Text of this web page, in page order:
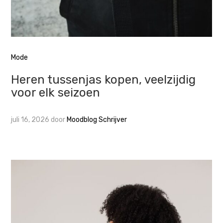
Mode
Heren tussenjas kopen, veelzijdig
voor elk seizoen
juli 16, 2026 door Moodblog Schrijver